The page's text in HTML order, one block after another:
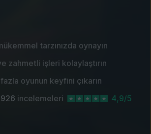
tarzınızda oynayın
ve zahmetli işleri kolaylaştırın
oyunun keyfini çıkarın
incelemeleri 4,9/5